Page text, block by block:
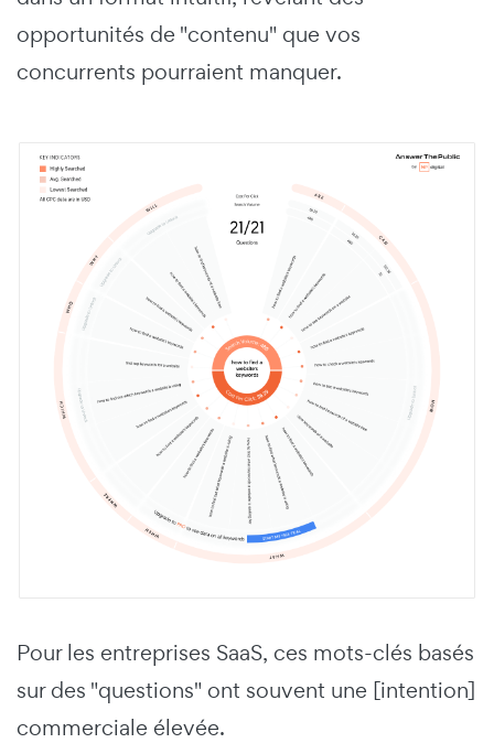
opportunités de "contenu" que vos
concurrents pourraient manquer.
Pour les entreprises SaaS, ces mots-clés basés
sur des "questions" ont souvent une [intention]
commerciale élevée.